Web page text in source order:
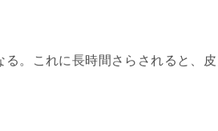
。これに長時間さらされると、皮